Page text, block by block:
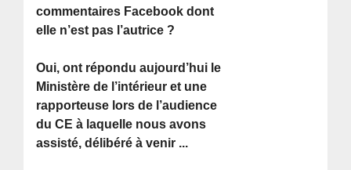
commentaires Facebook dont
elle n’est pas l’autrice ?
Oui, ont répondu aujourd’hui le
Ministère de l’intérieur et une
rapporteuse lors de l’audience
du CE à laquelle nous avons
assisté, délibéré à venir ...